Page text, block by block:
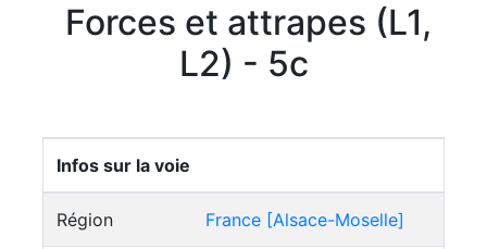
Forces et attrapes (L1,
L2) - 5c
Infos sur la voie
Région France [Alsace-Moselle]